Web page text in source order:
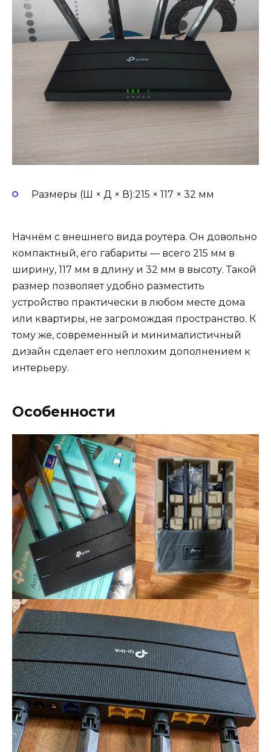
Размеры (Ш × Д × В):215 × 117 × 32 мм
Начнём с внешнего вида роутера. Он довольно
компактный, его габариты — всего 215 мм в
ширину, 117 мм в длину и 32 мм в высоту. Такой
размер позволяет удобно разместить
устройство практически в любом месте дома
или квартиры, не загромождая пространство. К
тому же, современный и минималистичный
дизайн сделает его неплохим дополнением к
интерьеру.
Особенности